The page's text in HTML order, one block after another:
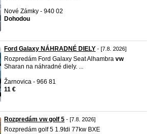
Nové Zámky - 940 02
Dohodou
Ford Galaxy NÁHRADNÉ DIELY - [7.8. 2026]
Rozpredám Ford Galaxy Seat Alhambra vw
Sharan na náhradné diely. ...
Žarnovica - 966 81
11 €
Rozpredám vw golf 5 - [7.8. 2026]
Rozpredám golf 5 1.9tdi 77kw BXE